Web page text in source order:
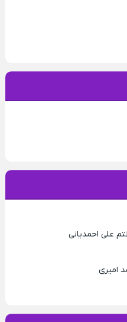
علی احمدیانی
امیری